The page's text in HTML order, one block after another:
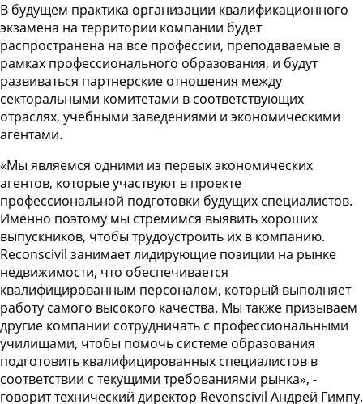
В будущем практика организации квалификационного
экзамена на территории компании будет
распространена на все профессии, преподаваемые в
рамках профессионального образования, и будут
развиваться партнерские отношения между
секторальными комитетами в соответствующих
отраслях, учебными заведениями и экономическими
агентами.
«Мы являемся одними из первых экономических
агентов, которые участвуют в проекте
профессиональной подготовки будущих специалистов.
Именно поэтому мы стремимся выявить хороших
выпускников, чтобы трудоустроить их в компанию.
Reconscivil занимает лидирующие позиции на рынке
недвижимости, что обеспечивается
квалифицированным персоналом, который выполняет
работу самого высокого качества. Мы также призываем
другие компании сотрудничать с профессиональными
училищами, чтобы помочь системе образования
подготовить квалифицированных специалистов в
соответствии с текущими требованиями рынка», -
говорит технический директор Revonscivil Андрей Гимпу.